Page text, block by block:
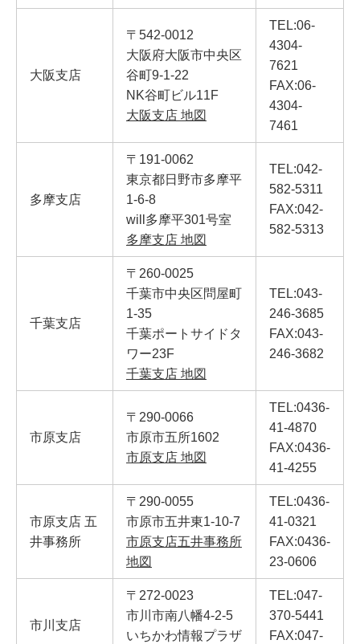
大阪支店
〒542-0012
大阪府大阪市中央区
谷町9-1-22
NK谷町ビル11F
大阪支店 地図
TEL:06-
4304-
7621
FAX:06-
4304-
7461
多摩支店
〒191-0062
東京都日野市多摩平
1-6-8
will多摩平301号室
多摩支店 地図
TEL:042-
582-5311
FAX:042-
582-5313
千葉支店
〒260-0025
千葉市中央区問屋町
1-35
千葉ポートサイドタ
ワー23F
千葉支店 地図
TEL:043-
246-3685
FAX:043-
246-3682
市原支店
〒290-0066
市原市五所1602
市原支店 地図
TEL:0436-
41-4870
FAX:0436-
41-4255
市原支店 五
井事務所
〒290-0055
市原市五井東1-10-7
市原支店五井事務所
地図
TEL:0436-
41-0321
FAX:0436-
23-0606
市川支店
〒272-0023
市川市南八幡4-2-5
いちかわ情報プラザ
TEL:047-
370-5441
FAX:047-